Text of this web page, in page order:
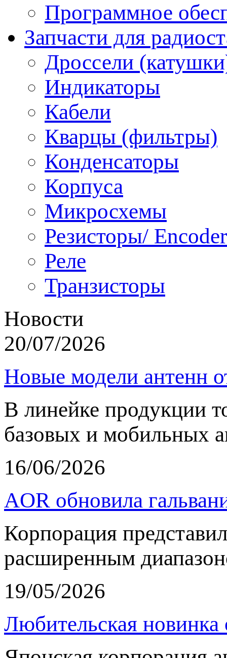
Программное
Запчасти для
Дроссели
Индикаторы
Кабели
Кварцы (фильтры)
Конденсаторы
Корпуса
Микросхемы
Резисторы/ Encoder
Реле
Транзисторы
Новости
20/07/2026
Новые модели антенн
В линейке продукции
базовых и мобильных
16/06/2026
AOR обновила
Корпорация
расширенным
19/05/2026
Любительская новинка